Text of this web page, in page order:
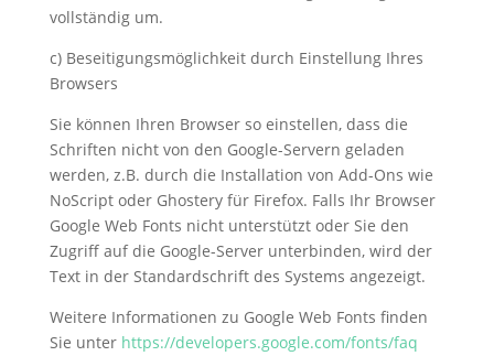
vollständig um.
c) Beseitigungsmöglichkeit durch Einstellung Ihres
Browsers
Sie können Ihren Browser so einstellen, dass die
Schriften nicht von den Google-Servern geladen
werden, z.B. durch die Installation von Add-Ons wie
NoScript oder Ghostery für Firefox. Falls Ihr Browser
Google Web Fonts nicht unterstützt oder Sie den
Zugriff auf die Google-Server unterbinden, wird der
Text in der Standardschrift des Systems angezeigt.
Weitere Informationen zu Google Web Fonts finden
Sie unter https://developers.google.com/fonts/faq